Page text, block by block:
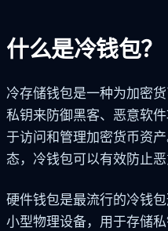
什么是冷钱包？
冷存储钱包是一种为加密
私钥来防御黑客、恶意软
于访问和管理加密货币资
态，冷钱包可以有效防止
硬件钱包是最流行的冷钱
小型物理设备，用于存储